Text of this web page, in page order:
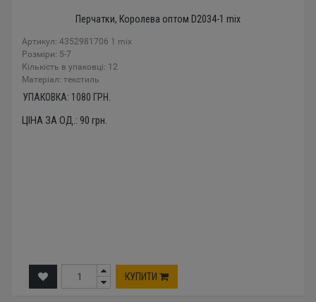
Перчатки, Королева оптом D2034-1 mix
Артикул: 4352981706 1 mix
Розміри: 5-7
Кількість в упаковці: 12
Mатеріал: текстиль
УПАКОВКА: 1080 ГРН.
ЦІНА ЗА ОД.: 90 грн.
КУПИТИ